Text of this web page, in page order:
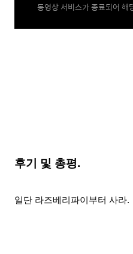
동영상 서비스가 종료되어 해
후기 및 총평.
일단 라즈베리파이부터 사라.